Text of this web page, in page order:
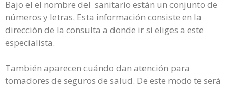
Bajo el el nombre del sanitario están un conjunto de
números y letras. Esta información consiste en la
dirección de la consulta a donde ir si eliges a este
especialista.
También aparecen cuándo dan atención para
tomadores de seguros de salud. De este modo te será